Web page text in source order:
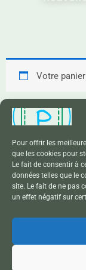
Pour offrir les
que les cookies pour
Le fait de consentir à
données telles que le
site. Le fait de ne pas
un effet négatif sur
Votre